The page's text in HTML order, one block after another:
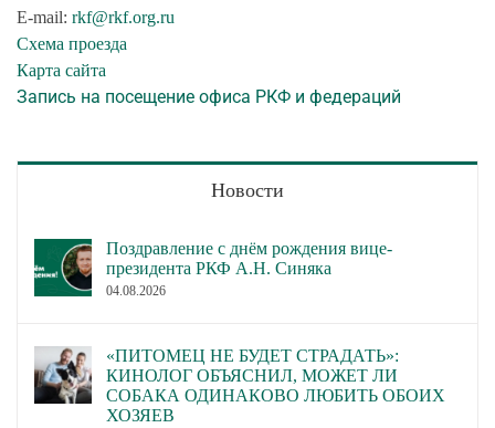
E-mail: rkf@rkf.org.ru
Схема проезда
Карта сайта
Запись на посещение офиса РКФ и федераций
Новости
Поздравление с днём рождения вице-
президента РКФ А.Н. Синяка
04.08.2026
«ПИТОМЕЦ НЕ БУДЕТ СТРАДАТЬ»:
КИНОЛОГ ОБЪЯСНИЛ, МОЖЕТ ЛИ
СОБАКА ОДИНАКОВО ЛЮБИТЬ ОБОИХ
ХОЗЯЕВ